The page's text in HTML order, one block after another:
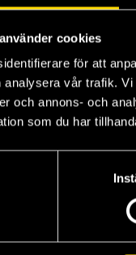
cookies
för att
vår trafik.
och annons- och
som du har